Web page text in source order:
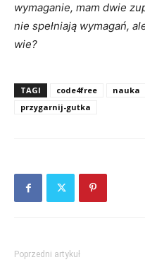
wymaganie, mam dwie
nie spełniają wymagań,
wie?
TAGI code4free nauka
przygarnij-gutka
Poprzedni artykuł